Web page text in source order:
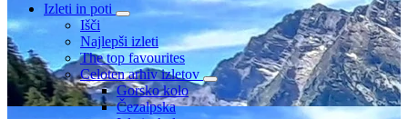
Izleti in poti
Išči
Najlepši izleti
The top favourites
Celoten arhiv izletov
Gorsko kolo
Čezalpska